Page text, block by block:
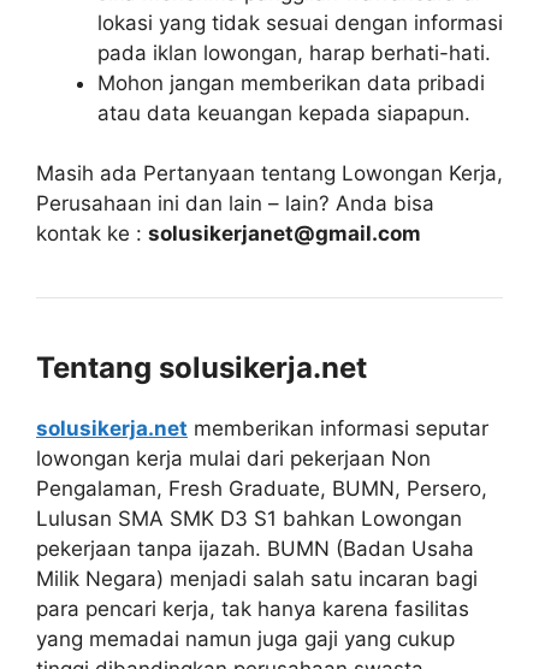
lokasi yang tidak sesuai dengan informasi
pada iklan lowongan, harap berhati-hati.
Mohon jangan memberikan data pribadi
atau data keuangan kepada siapapun.
Masih ada Pertanyaan tentang Lowongan Kerja,
Perusahaan ini dan lain – lain? Anda bisa
kontak ke : solusikerjanet@gmail.com
Tentang solusikerja.net
solusikerja.net memberikan informasi seputar
lowongan kerja mulai dari pekerjaan Non
Pengalaman, Fresh Graduate, BUMN, Persero,
Lulusan SMA SMK D3 S1 bahkan Lowongan
pekerjaan tanpa ijazah. BUMN (Badan Usaha
Milik Negara) menjadi salah satu incaran bagi
para pencari kerja, tak hanya karena fasilitas
yang memadai namun juga gaji yang cukup